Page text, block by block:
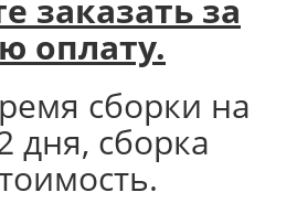
заказать за
оплату.
сборки на
дня, сборка